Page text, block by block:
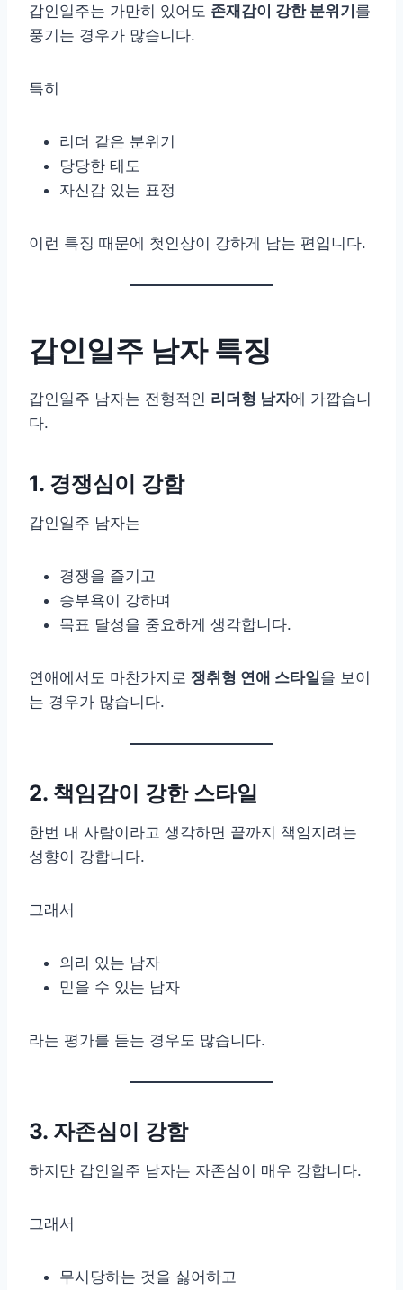
갑인일주는 가만히 있어도 존재감이 강한 분위기를
풍기는 경우가 많습니다.
특히
리더 같은 분위기
당당한 태도
자신감 있는 표정
이런 특징 때문에 첫인상이 강하게 남는 편입니다.
갑인일주 남자 특징
갑인일주 남자는 전형적인 리더형 남자에 가깝습니
다.
1. 경쟁심이 강함
갑인일주 남자는
경쟁을 즐기고
승부욕이 강하며
목표 달성을 중요하게 생각합니다.
연애에서도 마찬가지로 쟁취형 연애 스타일을 보이
는 경우가 많습니다.
2. 책임감이 강한 스타일
한번 내 사람이라고 생각하면 끝까지 책임지려는
성향이 강합니다.
그래서
의리 있는 남자
믿을 수 있는 남자
라는 평가를 듣는 경우도 많습니다.
3. 자존심이 강함
하지만 갑인일주 남자는 자존심이 매우 강합니다.
그래서
무시당하는 것을 싫어하고